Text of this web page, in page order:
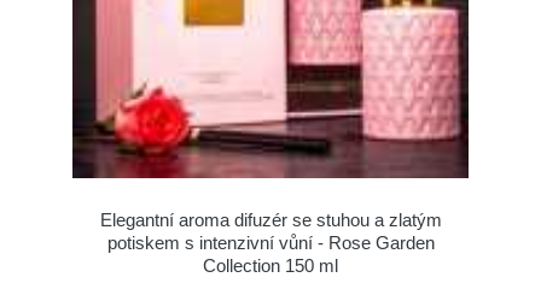
Elegantní aroma difuzér se stuhou a zlatým
potiskem s intenzivní vůní - Rose Garden
Collection 150 ml